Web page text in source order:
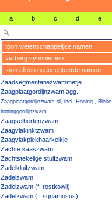
a b c d e
toon wetenschappelijke namen
verberg synoniemen
toon alleen geaccepteerde namen
Zaadsegmentatiezwammetje
Zaagplaatgordijnzwam agg.
Zaagplaatgordijnzwam sl, incl. Honing-, Bleke
honinggordijnzwam
Zaagselhertenzwam
Zaagvlakinktzwam
Zaagvlakpiekhaarkelkje
Zachte kaaszwam
Zachtstekelige stuifzwam
Zadelkluifzwam
Zadelzwam
Zadelzwam (f. rostkowii)
Zadelzwam (f. squamosus)